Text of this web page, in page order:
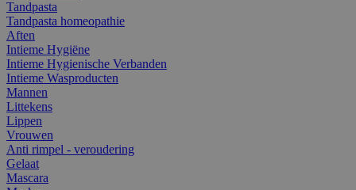
Tandpasta
Tandpasta homeopathie
Aften
Intieme Hygiëne
Intieme Hygienische Verbanden
Intieme Wasproducten
Mannen
Littekens
Lippen
Vrouwen
Anti rimpel - veroudering
Gelaat
Mascara